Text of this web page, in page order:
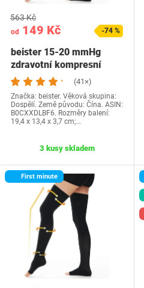
od 149 Kč
563 Kč
-74 %
beister 15-20 mmHg
zdravotní kompresní
punčochy pro muže a…
(41×)
Značka: beister. Věková skupina:
Dospělí. Země původu: Čína. ASIN:
B0CXXDLBF6. Rozměry balení:
19,4 x 13,4 x 3,7 cm;…
3 kusy skladem
First minute